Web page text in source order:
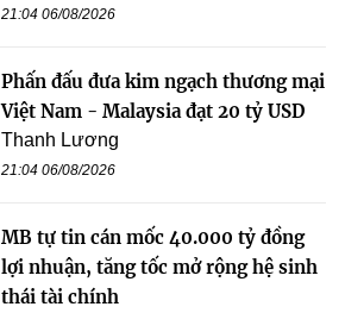
21:04 06/08/2026
Phấn đấu đưa kim ngạch thương mại
Việt Nam - Malaysia đạt 20 tỷ USD
Thanh Lương
21:04 06/08/2026
MB tự tin cán mốc 40.000 tỷ đồng
lợi nhuận, tăng tốc mở rộng hệ sinh
thái tài chính